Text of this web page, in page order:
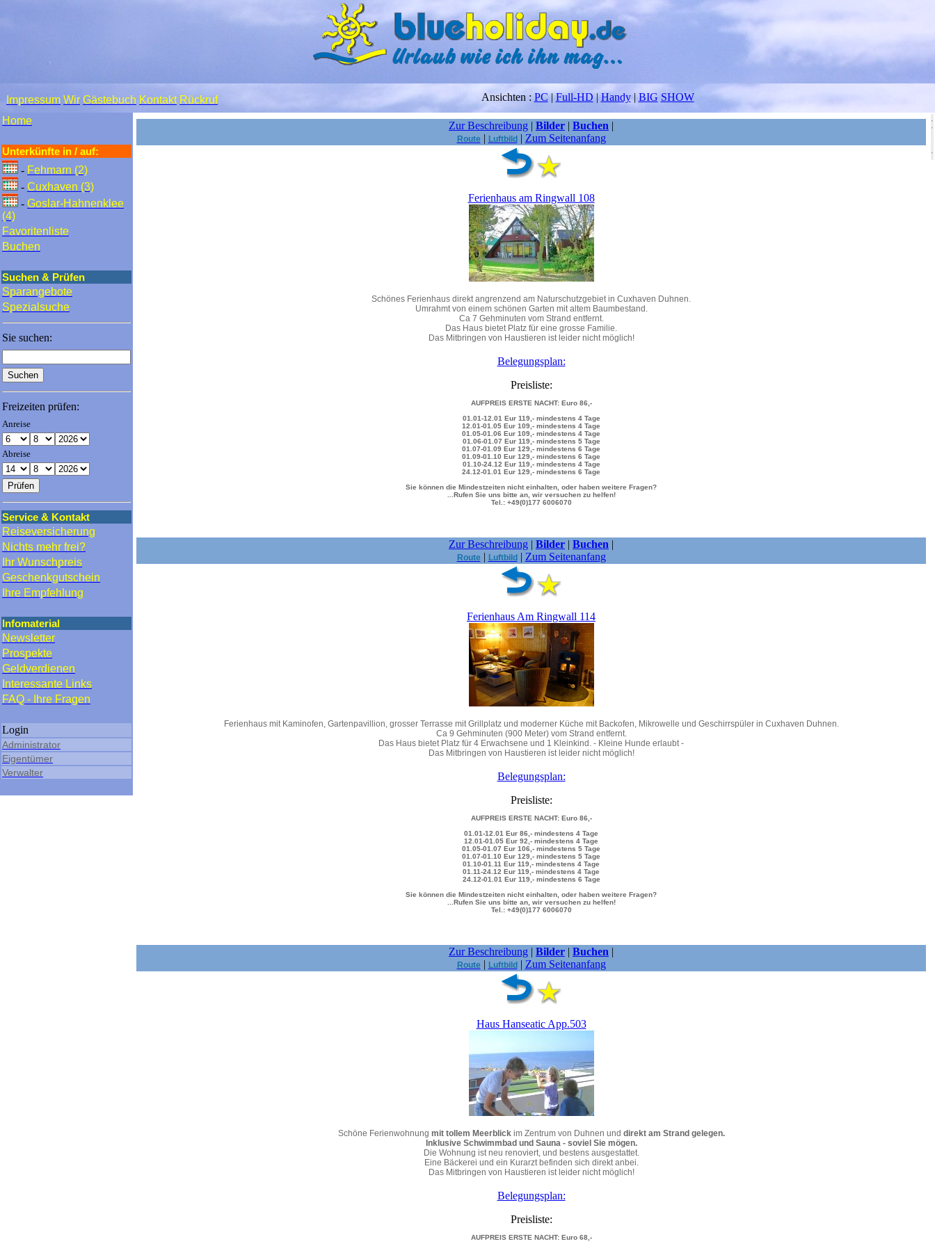
Impressum Wir Gästebuch Kontakt Rückruf Ansichten :PC|Full-HD|Handy| BIG SHOW
Home
Unterkünfte in / auf:
- Fehmarn (2)
- Cuxhaven (3)
- Goslar-Hahnenklee
(4)
Favoritenliste
Buchen
Suchen & Prüfen
Sparangebote
Spezialsuche
Sie suchen:
Freizeiten prüfen:
Anreise
Abreise
Service & Kontakt
Reiseversicherung
Nichts mehr frei?
Ihr Wunschpreis
Geschenkgutschein
Ihre Empfehlung
Infomaterial
Newsletter
Prospekte
Geldverdienen
Interessante Links
FAQ - Ihre Fragen
Login
Administrator
Eigentümer
Verwalter
Zur Beschreibung | Bilder | Buchen |
Route | Luftbild| Zum Seitenanfang
Ferienhaus am Ringwall 108
Schönes Ferienhaus direkt angrenzend am Naturschutzgebiet in Cuxhaven Duhnen.
Umrahmt von einem schönen Garten mit altem Baumbestand.
Ca 7 Gehminuten vom Strand entfernt.
Das Haus bietet Platz für eine grosse Familie.
Das Mitbringen von Haustieren ist leider nicht möglich!
Belegungsplan:
Preisliste:
AUFPREIS ERSTE NACHT: Euro 86,-
01.01-12.01 Eur 119,-mindestens 4Tage
12.01-01.05 Eur 109,- mindestens 4 Tage
01.05-01.06 Eur 109,- mindestens 4 Tage
01.06-01.07 Eur 119,-mindestens 5Tage
01.07-01.09 Eur 129,- mindestens 6 Tage
01.09-01.10 Eur 129,- mindestens 6 Tage
01.10-24.12 Eur 119,-mindestens 4Tage
24.12-01.01 Eur 129,- mindestens 6 Tage
Sie können die Mindestzeiten nicht einhalten, oder haben weitere Fragen?
...Rufen Sie uns bitte an, wir versuchen zu helfen!
Tel.: +49(0)177 6006070
Zur Beschreibung | Bilder | Buchen |
Route | Luftbild| Zum Seitenanfang
Ferienhaus Am Ringwall 114
Ferienhaus mit Kaminofen, Gartenpavillion, grosser Terrasse mit Grillplatz und moderner Küche mit Backofen, Mikrowelle und Geschirrspüler in Cuxhaven Duhnen.
Ca 9 Gehminuten (900 Meter) vom Strand entfernt.
Das Haus bietet Platz für 4 Erwachsene und 1 Kleinkind. - Kleine Hunde erlaubt -
Das Mitbringen von Haustieren ist leider nicht möglich!
Belegungsplan:
Preisliste:
AUFPREIS ERSTE NACHT: Euro 86,-
01.01-12.01 Eur 86,- mindestens 4 Tage
12.01-01.05 Eur 92,- mindestens 4 Tage
01.05-01.07 Eur 106,- mindestens 5 Tage
01.07-01.10 Eur 129,- mindestens 5 Tage
01.10-01.11 Eur 119,- mindestens 4 Tage
01.11-24.12 Eur 119,- mindestens 4 Tage
24.12-01.01 Eur 119,-mindestens 6 Tage
Sie können die Mindestzeiten nicht einhalten, oder haben weitere Fragen?
...Rufen Sie uns bitte an, wir versuchen zu helfen!
Tel.: +49(0)177 6006070
Zur Beschreibung | Bilder | Buchen |
Route | Luftbild| Zum Seitenanfang
Haus Hanseatic App.503
Schöne Ferienwohnung mit tollem Meerblick im Zentrum von Duhnen und direkt am Strand gelegen.
Inklusive Schwimmbad und Sauna - soviel Sie mögen.
Die Wohnung ist neu renoviert, und bestens ausgestattet.
Eine Bäckerei und ein Kurarzt befinden sich direkt anbei.
Das Mitbringen von Haustieren ist leider nicht möglich!
Belegungsplan:
Preisliste:
AUFPREIS ERSTE NACHT: Euro 68,-